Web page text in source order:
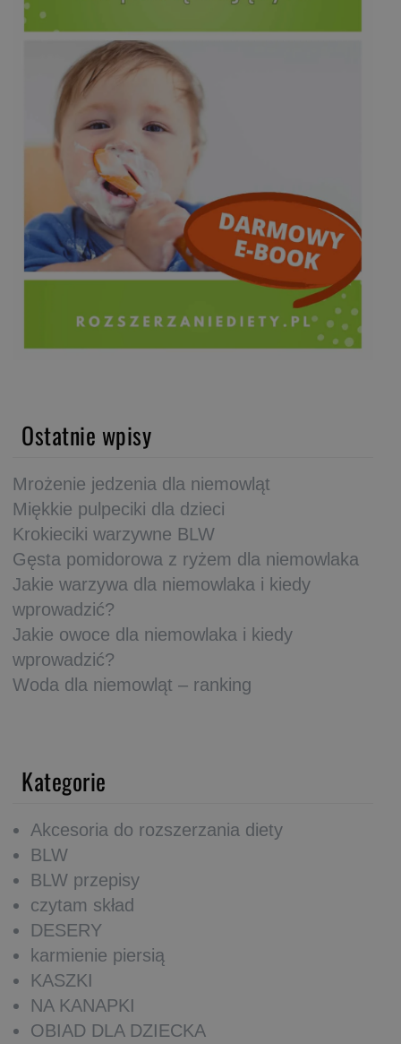
Ostatnie wpisy
Mrożenie jedzenia dla niemowląt
Miękkie pulpeciki dla dzieci
Krokieciki warzywne BLW
Gęsta pomidorowa z ryżem dla niemowlaka
Jakie warzywa dla niemowlaka i kiedy
wprowadzić?
Jakie owoce dla niemowlaka i kiedy
wprowadzić?
Woda dla niemowląt – ranking
Kategorie
Akcesoria do rozszerzania diety
BLW
BLW przepisy
czytam skład
DESERY
karmienie piersią
KASZKI
NA KANAPKI
OBIAD DLA DZIECKA